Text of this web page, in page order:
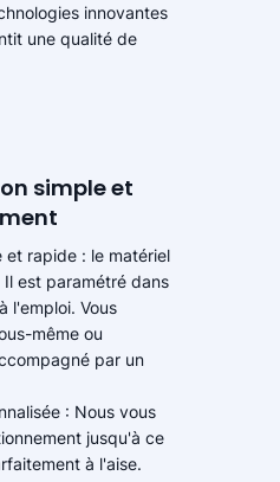
innovantes
une qualité de
simple et
rapide : le matériel
est paramétré dans
l'emploi. Vous
même ou
par un
: Nous vous
jusqu'à ce
à l'aise.